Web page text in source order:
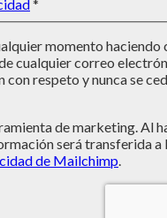
*
momento haciendo
cualquier correo
respeto y nunca se
de marketing. Al
será transferida
de Mailchimp.